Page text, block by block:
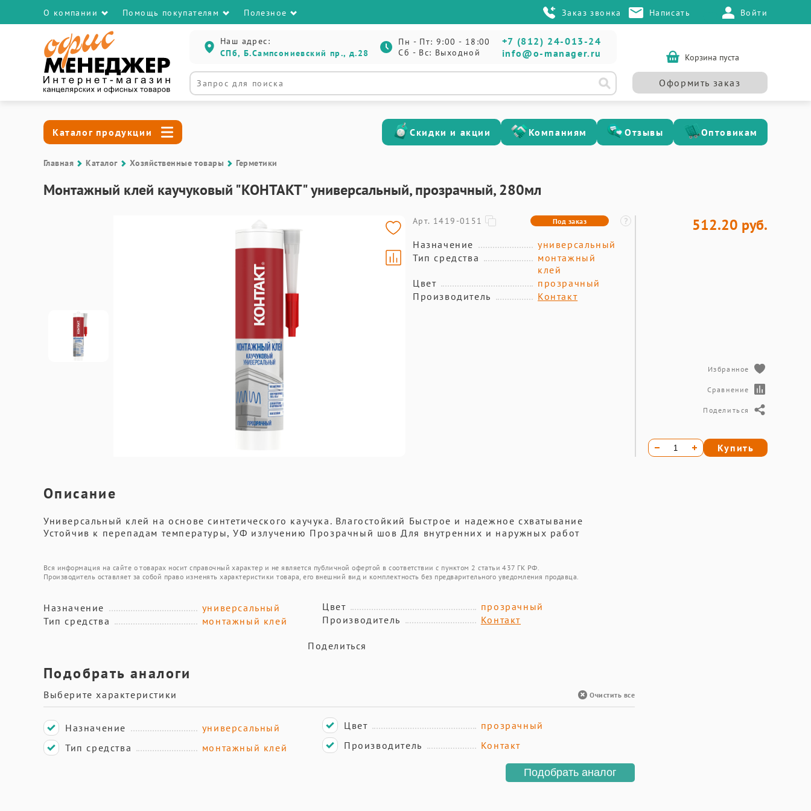
О компании Помощь покупателям Полезное Заказ звонка Написать Войти
Наш адрес:
СПб, Б.Сампсониевский пр., д.28
Пн - Пт: 9:00 - 18:00
Сб - Вс: Выходной
+7 (812) 24-013-24
info@o-manager.ru
Корзина пуста
Оформить заказ
Каталог продукции Скидки и акции Компаниям Отзывы Оптовикам
Главная Каталог Хозяйственные товары Герметики
Монтажный клей каучуковый "КОНТАКТ" универсальный, прозрачный, 280мл
Арт. 1419-0151 Под заказ
Назначение
универсальный
Тип средства
монтажный
клей
Цвет
прозрачный
Производитель
Контакт
Описание
Универсальный клей на основе синтетического каучука. Влагостойкий Быстрое и надежное схватывание
Устойчив к перепадам температуры, УФ излучению Прозрачный шов Для внутренних и наружных работ
Вся информация на сайте о товарах носит справочный характер и не является публичной офертой в соответствии с пунктом 2 статьи 437 ГК РФ.
Производитель оставляет за собой право изменять характеристики товара, его внешний вид и комплектность без предварительного уведомления продавца.
Назначение
универсальный
Тип средства
монтажный клей
Цвет
прозрачный
Производитель
Контакт
Поделиться
Подобрать аналоги
Выберите характеристики Очистить все
Назначение
универсальный
Тип средства
монтажный клей
Цвет
прозрачный
Производитель
Контакт
Подобрать аналог
512.20 руб.
Избранное
Сравнение
Поделиться
Купить